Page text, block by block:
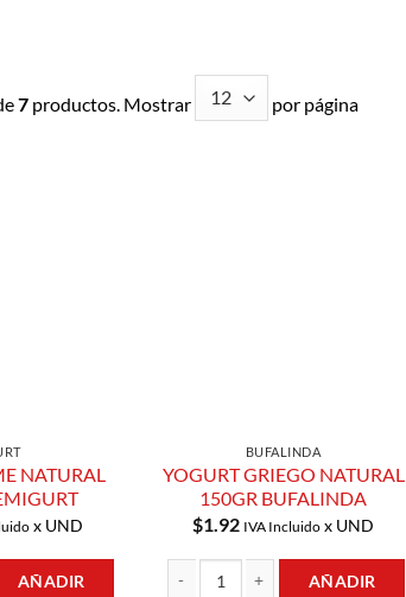
7 productos. Mostrar por página
NATURAL
x UND
AÑADIR
BUFALINDA
YOGURT GRIEGO NATURAL
150GR BUFALINDA
$1.92 IVA Incluido x UND
AÑADIR